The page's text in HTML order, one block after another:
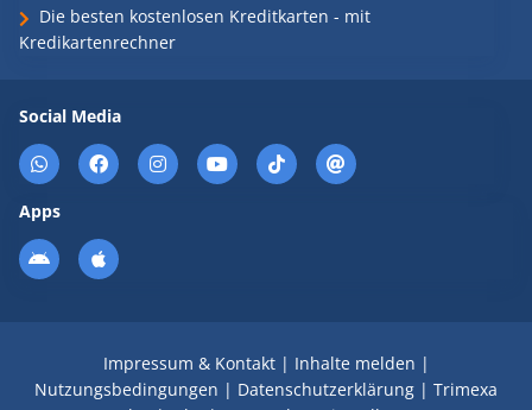
Die besten kostenlosen Kreditkarten - mit
Kredikartenrechner
Social Media
Apps
Impressum & Kontakt| Inhalte melden |
Nutzungsbedingungen | Datenschutzerklärung | Trimexa